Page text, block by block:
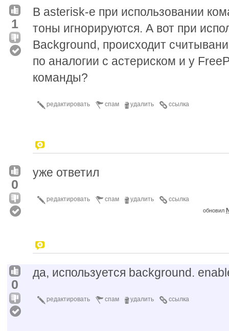
1
В asterisk-е при использовании
тоны игнорируются. А вот при
Background, происходит
по аналогии с астериском и у
команды?
ссылка
удалить
спам
редактировать
0
уже ответил
ссылка
удалить
спам
редактировать
обновил
0
да, используется background.
ссылка
удалить
спам
редактировать